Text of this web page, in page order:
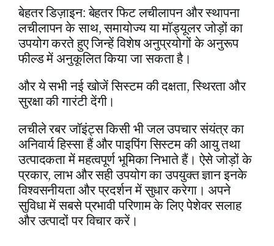
बेहतर डिज़ाइन: बेहतर फिट लचीलापन और स्थापना
लचीलापन के साथ, समायोज्य या मॉड्यूलर जोड़ों का
उपयोग करते हुए जिन्हें विशेष अनुप्रयोगों के अनुरूप
फील्ड में अनुकूलित किया जा सकता है।
और ये सभी नई खोजें सिस्टम की दक्षता, स्थिरता और
सुरक्षा की गारंटी देंगी।
लचीले रबर जॉइंट्स किसी भी जल उपचार संयंत्र का
अनिवार्य हिस्सा हैं और पाइपिंग सिस्टम की आयु तथा
उत्पादकता में महत्वपूर्ण भूमिका निभाते हैं। ऐसे जोड़ों के
प्रकार, लाभ और सही उपयोग का उपयुक्त ज्ञान इनके
विश्वसनीयता और प्रदर्शन में सुधार करेगा। अपने
सुविधा में सबसे प्रभावी परिणाम के लिए पेशेवर सलाह
और उत्पादों पर विचार करें।